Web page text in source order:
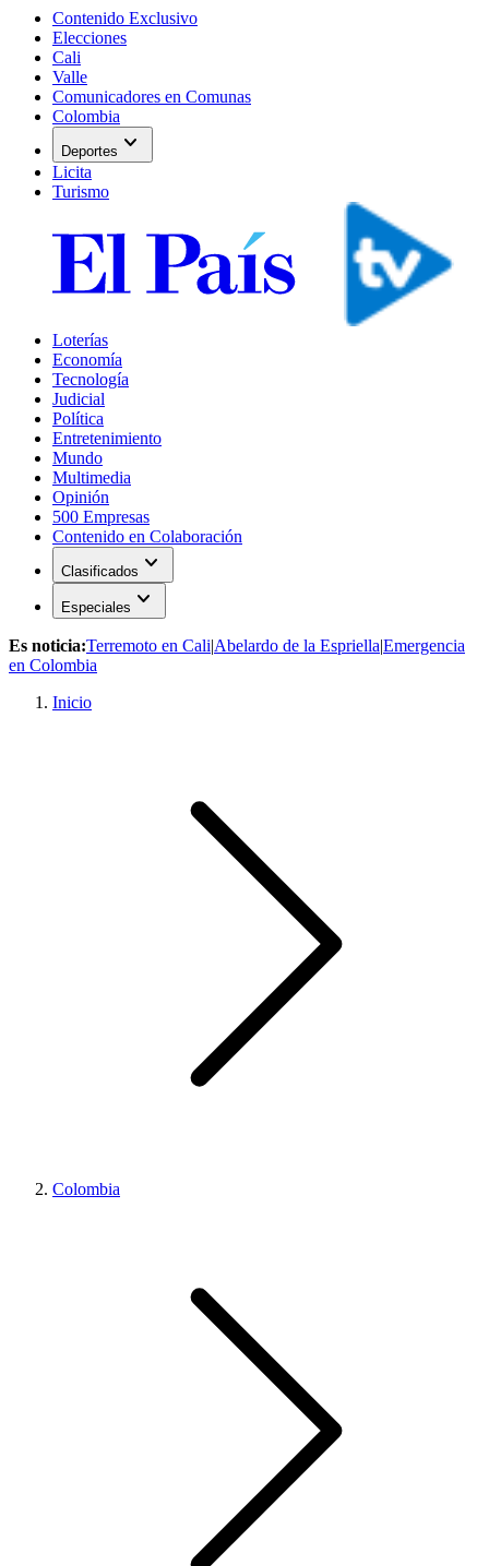
Contenido Exclusivo
Elecciones
Cali
Valle
Comunicadores en Comunas
Colombia
Deportes expand_more
Licita
Turismo
Loterías
Economía
Tecnología
Judicial
Política
Entretenimiento
Mundo
Multimedia
Opinión
500 Empresas
Contenido en Colaboración
Clasificados expand_more
Especiales expand_more
Es noticia:Terremoto en Cali|Abelardo de la Espriella|Emergencia
en Colombia
Inicio
Colombia